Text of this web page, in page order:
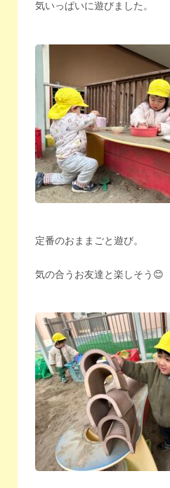
気いっぱいに遊びました。
定番のおままごと遊び。
気の合うお友達と楽しそう😊